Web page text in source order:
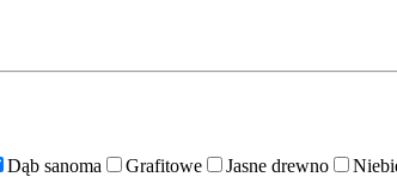
Dąb sanoma Grafitowe Jasne drewno